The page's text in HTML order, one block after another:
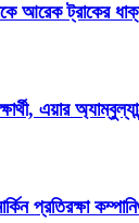
আরেক ট্রাকের
এয়ার
প্রতিরক্ষা